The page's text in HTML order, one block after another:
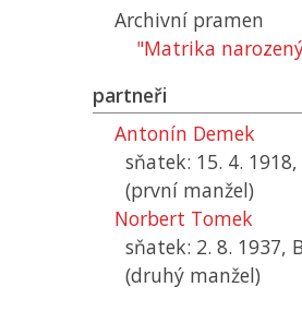
Archivní pramen
"Matrika
partneři
Antonín Demek
sňatek: 15. 4.
(první manžel)
Norbert Tomek
sňatek: 2. 8. 1937,
(druhý manžel)